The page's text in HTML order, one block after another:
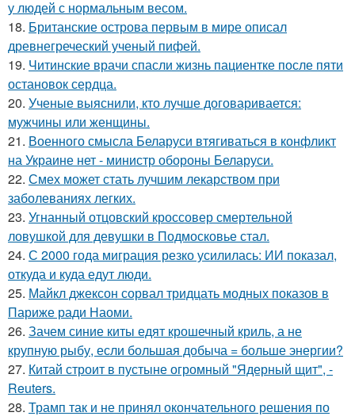
у людей с нормальным весом.
18. Британские острова первым в мире описал
древнегреческий ученый пифей.
19. Читинские врачи спасли жизнь пациентке после пяти
остановок сердца.
20. Ученые выяснили, кто лучше договаривается:
мужчины или женщины.
21. Военного смысла Беларуси втягиваться в конфликт
на Украине нет - министр обороны Беларуси.
22. Смех может стать лучшим лекарством при
заболеваниях легких.
23. Угнанный отцовский кроссовер смертельной
ловушкой для девушки в Подмосковье стал.
24. С 2000 года миграция резко усилилась: ИИ показал,
откуда и куда едут люди.
25. Майкл джексон сорвал тридцать модных показов в
Париже ради Наоми.
26. Зачем синие киты едят крошечный криль, а не
крупную рыбу, если большая добыча = больше энергии?
27. Китай строит в пустыне огромный "Ядерный щит", -
Reuters.
28. Трамп так и не принял окончательного решения по